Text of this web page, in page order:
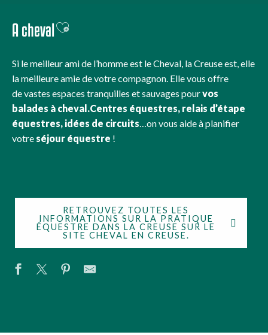
A chevalAjouter aux favoris
Si le meilleur ami de l’homme est le Cheval, la Creuse est, elle
la meilleure amie de votre compagnon. Elle vous offre
de vastes espaces tranquilles et sauvages pourvos
balades à cheval.Centres équestres, relais d’étape
équestres, idées de circuits…on vous aide à planifier
votreséjour équestre !
RETROUVEZ TOUTES LES
INFORMATIONS SUR LA PRATIQUE
ÉQUESTRE DANS LA CREUSE SUR LE
SITE CHEVAL EN CREUSE.